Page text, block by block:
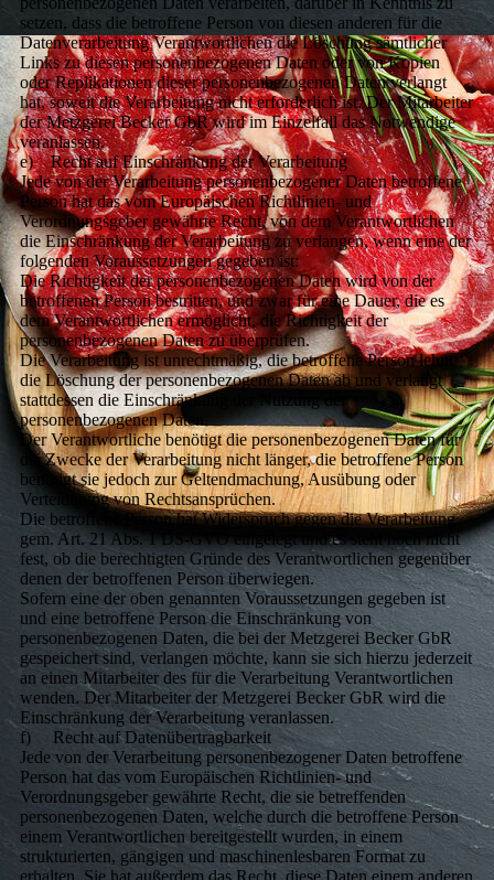
setzen, dass die betroffene Person von diesen anderen für die
Datenverarbeitung Verantwortlichen die Löschung sämtlicher
Links zu diesen personenbezogenen Daten oder von Kopien
oder Replikationen dieser personenbezogenen Daten verlangt
hat, soweit die Verarbeitung nicht erforderlich ist. Der Mitarbeiter
der Metzgerei Becker GbR wird im Einzelfall das Notwendige
veranlassen.
e) Recht auf Einschränkung der Verarbeitung
Jede von der Verarbeitung personenbezogener Daten betroffene
Person hat das vom Europäischen Richtlinien- und
Verordnungsgeber gewährte Recht, von dem Verantwortlichen
die Einschränkung der Verarbeitung zu verlangen, wenn eine der
folgenden Voraussetzungen gegeben ist:
Die Richtigkeit der personenbezogenen Daten wird von der
betroffenen Person bestritten, und zwar für eine Dauer, die es
dem Verantwortlichen ermöglicht, die Richtigkeit der
personenbezogenen Daten zu überprüfen.
Die Verarbeitung ist unrechtmäßig, die betroffene Person lehnt
die Löschung der personenbezogenen Daten ab und verlangt
stattdessen die Einschränkung der Nutzung der
personenbezogenen Daten.
Der Verantwortliche benötigt die personenbezogenen Daten für
die Zwecke der Verarbeitung nicht länger, die betroffene Person
benötigt sie jedoch zur Geltendmachung, Ausübung oder
Verteidigung von Rechtsansprüchen.
Die betroffene Person hat Widerspruch gegen die Verarbeitung
gem. Art. 21 Abs. 1 DS-GVO eingelegt und es steht noch nicht
fest, ob die berechtigten Gründe des Verantwortlichen gegenüber
denen der betroffenen Person überwiegen.
Sofern eine der oben genannten Voraussetzungen gegeben ist
und eine betroffene Person die Einschränkung von
personenbezogenen Daten, die bei der Metzgerei Becker GbR
gespeichert sind, verlangen möchte, kann sie sich hierzu jederzeit
an einen Mitarbeiter des für die Verarbeitung Verantwortlichen
wenden. Der Mitarbeiter der Metzgerei Becker GbR wird die
Einschränkung der Verarbeitung veranlassen.
f) Recht auf Datenübertragbarkeit
Jede von der Verarbeitung personenbezogener Daten betroffene
Person hat das vom Europäischen Richtlinien- und
Verordnungsgeber gewährte Recht, die sie betreffenden
personenbezogenen Daten, welche durch die betroffene Person
einem Verantwortlichen bereitgestellt wurden, in einem
strukturierten, gängigen und maschinenlesbaren Format zu